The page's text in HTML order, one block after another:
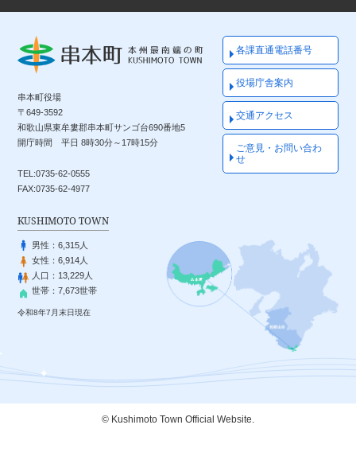
串本町役場
〒649-3592
和歌山県東牟婁郡串本町サンゴ台690番地5
開庁時間 平日 8時30分～17時15分
TEL:0735-62-0555
FAX:0735-62-4977
各課直通電話番号
役場庁舎案内
交通アクセス
ご意見・お問い合わ
せ
KUSHIMOTO TOWN
男性：6,315人
女性：6,914人
人口： 13,229人
世帯：7,673世帯
令和8年7月末日現在
© Kushimoto Town Official Website.